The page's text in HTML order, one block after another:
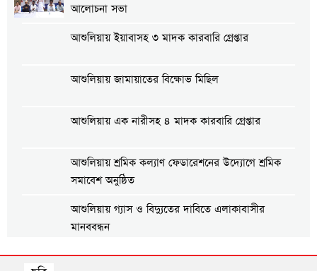
আলোচনা সভা
আশুলিয়ায় ইয়াবাসহ ৩ মাদক কারবারি গ্রেপ্তার
আশুলিয়ায় জামায়াতের বিক্ষোভ মিছিল
আশুলিয়ায় এক নারীসহ ৪ মাদক কারবারি গ্রেপ্তার
আশুলিয়ায় শ্রমিক কল্যাণ ফেডারেশনের উদ্যোগে শ্রমিক
সমাবেশ অনুষ্ঠিত
আশুলিয়ায় গ্যাস ও বিদ্যুতের দাবিতে এলাকাবাসীর
মানববন্ধন
আশুলিয়ায় প্রীতি ফুটবল ম্যাচ অনুষ্ঠিত